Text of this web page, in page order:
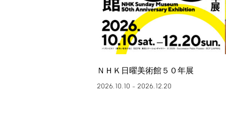
ＮＨＫ日曜美術館５０年展
2026.10.10 – 2026.12.20